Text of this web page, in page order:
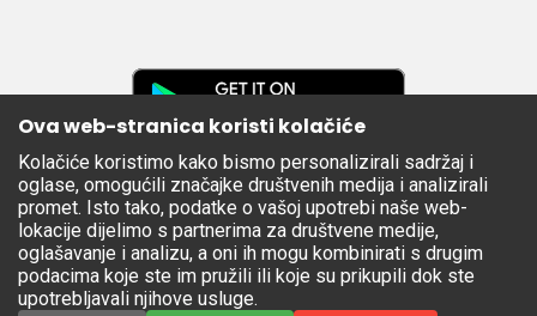
Apple
Store
Ova web-stranica koristi kolačiće
Kolačiće koristimo kako bismo personalizirali sadržaj i
oglase, omogućili značajke društvenih medija i analizirali
promet. Isto tako, podatke o vašoj upotrebi naše web-
lokacije dijelimo s partnerima za društvene medije,
oglašavanje i analizu, a oni ih mogu kombinirati s drugim
podacima koje ste im pružili ili koje su prikupili dok ste
upotrebljavali njihove usluge.